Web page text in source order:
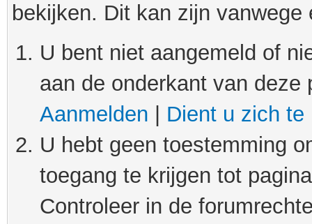
bekijken. Dit kan zijn
U bent niet aangemeld of
aan de onderkant van
Aanmelden
Dient u zich te
U hebt geen toestemming
toegang te krijgen tot
Controleer in de